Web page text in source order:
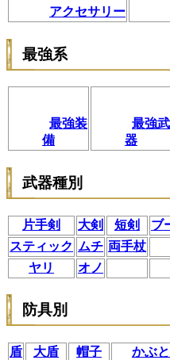
アクセサリー
最強系
最強装
備
最強武
器
武器種別
片手剣 大剣 短剣
ブ
スティック ムチ 両手杖
ヤリ
オノ
防具別
盾 大盾 帽子
かぶと